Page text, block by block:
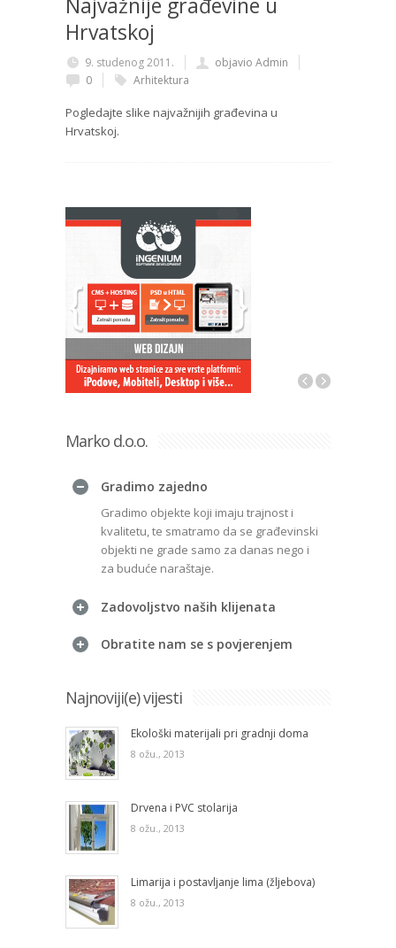
Najvažnije građevine u
Hrvatskoj
9. studenog 2011.
objavio Admin
0
Arhitektura
Pogledajte slike najvažnijih građevina u
Hrvatskoj.
Marko d.o.o.
Gradimo zajedno
Gradimo objekte koji imaju trajnost i
kvalitetu, te smatramo da se građevinski
objekti ne grade samo za danas nego i
za buduće naraštaje.
Zadovoljstvo naših klijenata
Obratite nam se s povjerenjem
Najnoviji(e) vijesti
Ekološki materijali pri gradnji doma
8 ožu., 2013
Drvena i PVC stolarija
8 ožu., 2013
Limarija i postavljanje lima (žljebova)
8 ožu., 2013